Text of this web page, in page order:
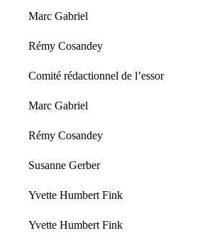
Marc Gabriel
Rémy Cosandey
Comité rédactionnel de l’essor
Marc Gabriel
Rémy Cosandey
Susanne Gerber
Yvette Humbert Fink
Yvette Humbert Fink